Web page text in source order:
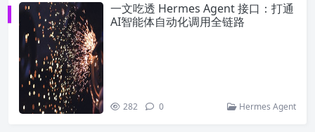
一文吃透 Hermes Agent 接口：打通
AI智能体自动化调用全链路
282 0 Hermes Agent